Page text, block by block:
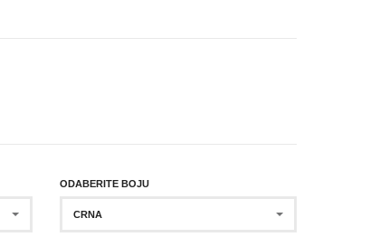
ODABERITE BOJU
CRNA